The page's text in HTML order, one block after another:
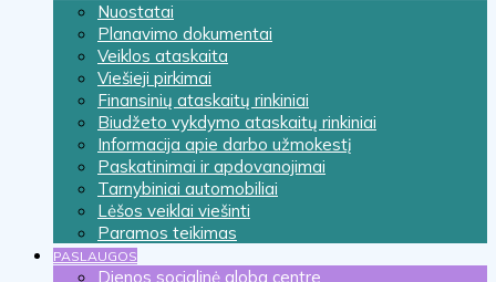
Nuostatai
Planavimo dokumentai
Veiklos ataskaita
Viešieji pirkimai
Finansinių ataskaitų rinkiniai
Biudžeto vykdymo ataskaitų rinkiniai
Informacija apie darbo užmokestį
Paskatinimai ir apdovanojimai
Tarnybiniai automobiliai
Lėšos veiklai viešinti
Paramos teikimas
PASLAUGOS
Dienos socialinė globa centre